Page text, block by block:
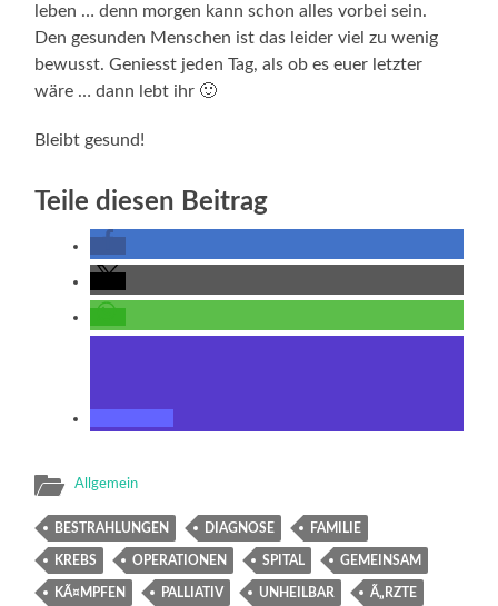
leben … denn morgen kann schon alles vorbei sein.
Den gesunden Menschen ist das leider viel zu wenig
bewusst. Geniesst jeden Tag, als ob es euer letzter
wäre … dann lebt ihr 🙂
Bleibt gesund!
Teile diesen Beitrag
Allgemein
BESTRAHLUNGEN DIAGNOSE FAMILIE
KREBS OPERATIONEN SPITAL GEMEINSAM
KÃ¤MPFEN PALLIATIV UNHEILBAR Ã„RZTE